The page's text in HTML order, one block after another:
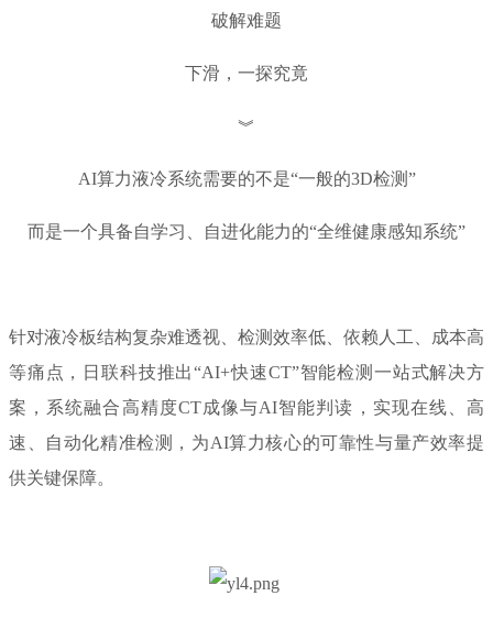
破解难题
下滑，一探究竟
︾
AI算力液冷系统需要的不是“一般的3D检测”
而是一个具备自学习、自进化能力的“全维健康感知系统”
针对液冷板结构复杂难透视、检测效率低、依赖人工、成本高
等痛点，日联科技推出“AI+快速CT”智能检测一站式解决方
案，系统融合高精度CT成像与AI智能判读，实现在线、高
速、自动化精准检测，为AI算力核心的可靠性与量产效率提
供关键保障。